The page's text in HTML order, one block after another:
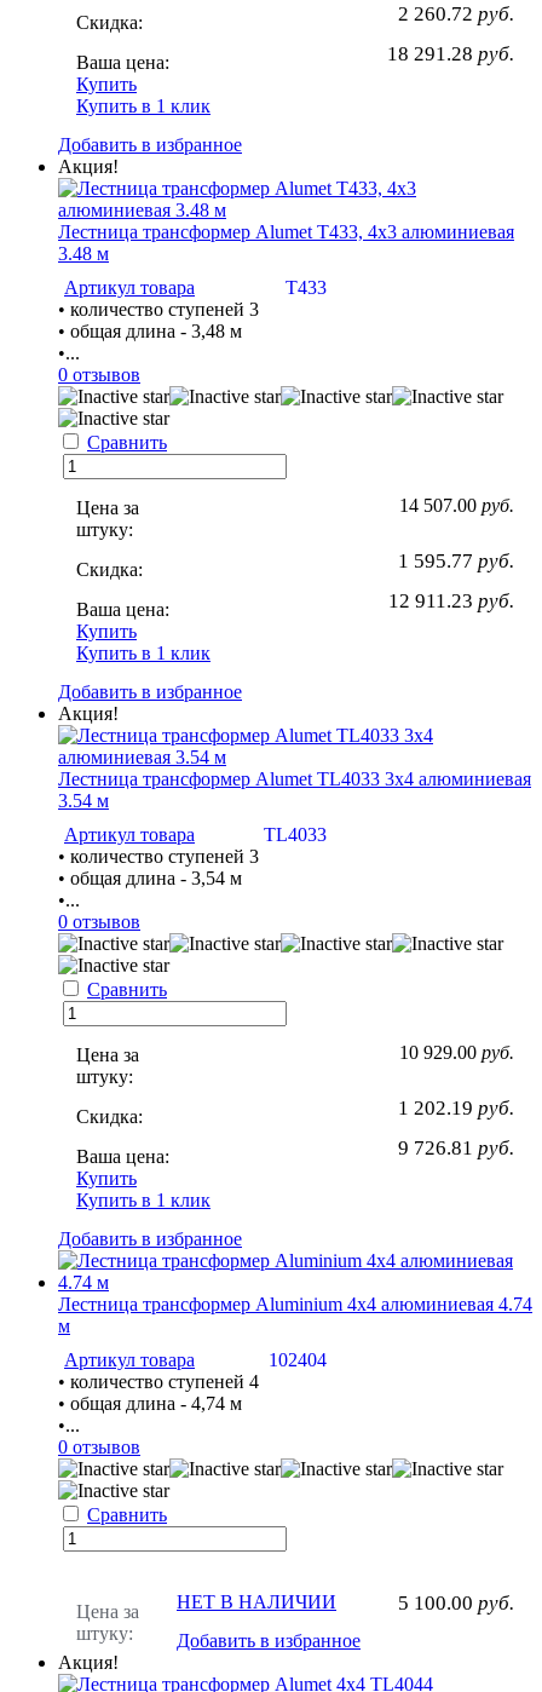
Скидка: 2 260.72 руб.
Ваша цена: 18 291.28 руб.
Купить
Купить в 1 клик
Добавить в избранное
Акция!
Лестница трансформер Alumet Т433, 4х3 алюминиевая
3.48 м
Артикул товара
Т433
• количество ступеней 3
• общая длина - 3,48 м
•...
0 отзывов
Сравнить
Цена за
штуку:
14 507.00 руб.
Скидка: 1 595.77 руб.
Ваша цена: 12 911.23 руб.
Купить
Купить в 1 клик
Добавить в избранное
Акция!
Лестница трансформер Alumet TL4033 3х4 алюминиевая
3.54 м
Артикул товара
ТL4033
• количество ступеней 3
• общая длина - 3,54 м
•...
0 отзывов
Сравнить
Цена за
штуку:
10 929.00 руб.
Скидка: 1 202.19 руб.
Ваша цена: 9 726.81 руб.
Купить
Купить в 1 клик
Добавить в избранное
Лестница трансформер Aluminium 4х4 алюминиевая 4.74
м
Артикул товара
102404
• количество ступеней 4
• общая длина - 4,74 м
•...
0 отзывов
Сравнить
Цена за
штуку:
5 100.00 руб.
НЕТ В НАЛИЧИИ
Добавить в избранное
Акция!